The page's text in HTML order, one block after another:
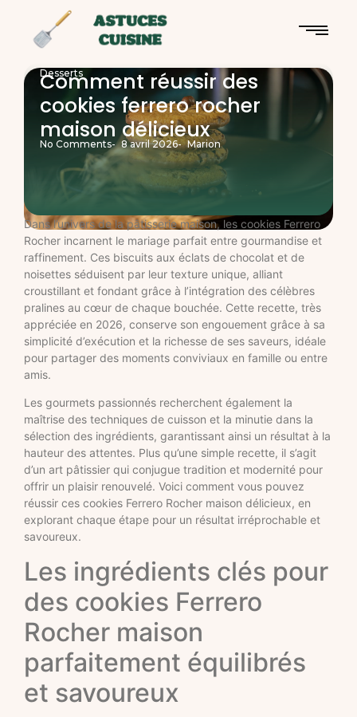
Desserts
Comment réussir des
cookies ferrero rocher
maison délicieux
No Comments- 8 avril 2026- Marion
Dans l’univers de la pâtisserie maison, les cookies Ferrero
Rocher incarnent le mariage parfait entre gourmandise et
raffinement. Ces biscuits aux éclats de chocolat et de
noisettes séduisent par leur texture unique, alliant
croustillant et fondant grâce à l’intégration des célèbres
pralines au cœur de chaque bouchée. Cette recette, très
appréciée en 2026, conserve son engouement grâce à sa
simplicité d’exécution et la richesse de ses saveurs, idéale
pour partager des moments conviviaux en famille ou entre
amis.
Les gourmets passionnés recherchent également la
maîtrise des techniques de cuisson et la minutie dans la
sélection des ingrédients, garantissant ainsi un résultat à la
hauteur des attentes. Plus qu’une simple recette, il s’agit
d’un art pâtissier qui conjugue tradition et modernité pour
offrir un plaisir renouvelé. Voici comment vous pouvez
réussir ces cookies Ferrero Rocher maison délicieux, en
explorant chaque étape pour un résultat irréprochable et
savoureux.
Les ingrédients clés pour
des cookies Ferrero
Rocher maison
parfaitement équilibrés
et savoureux